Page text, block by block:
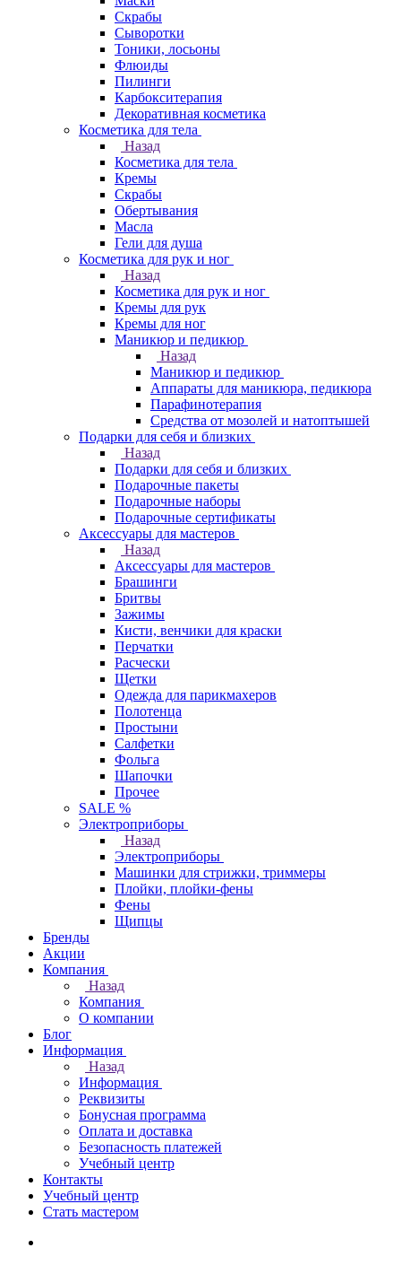
Скрабы
Сыворотки
Тоники, лосьоны
Флюиды
Пилинги
Карбокситерапия
Декоративная косметика
Косметика для тела
Назад
Косметика для тела
Кремы
Скрабы
Обертывания
Масла
Гели для душа
Косметика для рук и ног
Назад
Косметика для рук и ног
Кремы для рук
Кремы для ног
Маникюр и педикюр
Назад
Маникюр и педикюр
Аппараты для маникюра, педикюра
Парафинотерапия
Средства от мозолей и натоптышей
Подарки для себя и близких
Назад
Подарки для себя и близких
Подарочные пакеты
Подарочные наборы
Подарочные сертификаты
Аксессуары для мастеров
Назад
Аксессуары для мастеров
Брашинги
Бритвы
Зажимы
Кисти, венчики для краски
Перчатки
Расчески
Щетки
Одежда для парикмахеров
Полотенца
Простыни
Салфетки
Фольга
Шапочки
Прочее
SALE %
Электроприборы
Назад
Электроприборы
Машинки для стрижки, триммеры
Плойки, плойки-фены
Фены
Щипцы
Бренды
Акции
Компания
Назад
Компания
О компании
Блог
Информация
Назад
Информация
Реквизиты
Бонусная программа
Оплата и доставка
Безопасность платежей
Учебный центр
Контакты
Учебный центр
Стать мастером